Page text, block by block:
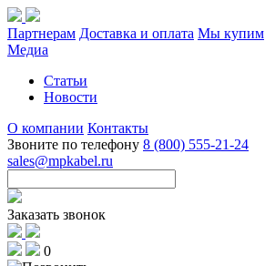
Партнерам Доставка и оплата Мы купим
Медиа
Статьи
Новости
О компании Контакты
Звоните по телефону 8 (800) 555-21-24
sales@mpkabel.ru
Заказать звонок
0